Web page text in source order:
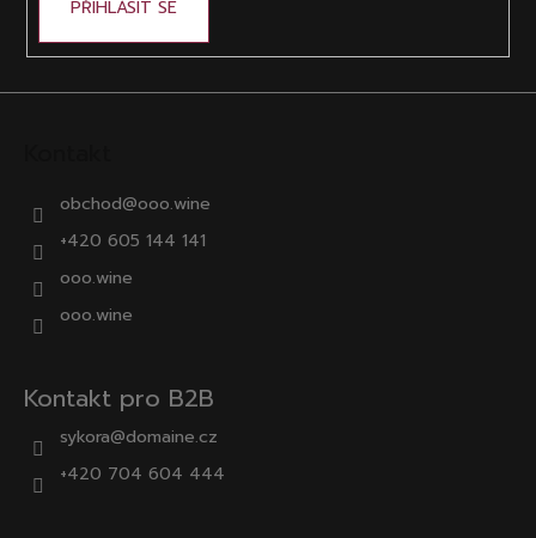
PŘIHLÁSIT SE
obchod@ooo.wine
+420 605 144 141
ooo.wine
ooo.wine
Kontakt pro B2B
sykora@domaine.cz
+420 704 604 444